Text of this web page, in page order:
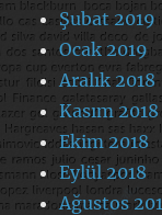
Şubat 2019
Ocak 2019
Aralık 2018
Kasım 2018
Ekim 2018
Eylül 2018
Ağustos